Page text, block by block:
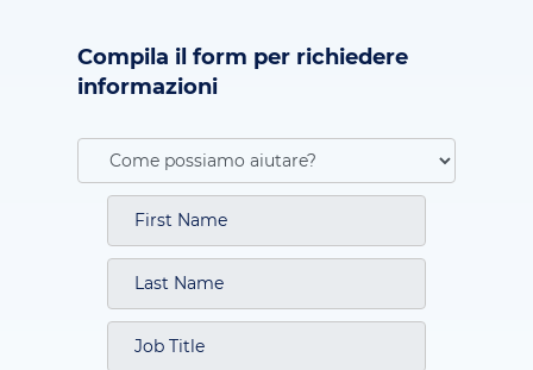
Compila il form per richiedere
informazioni